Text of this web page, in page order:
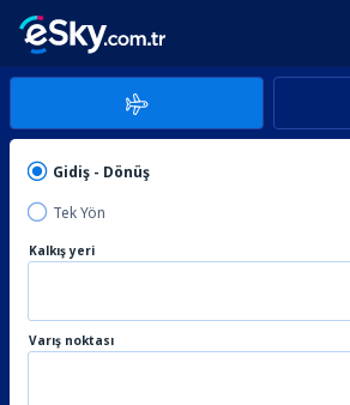
Gidiş - Dönüş
Tek Yön
Kalkış yeri
Varış noktası